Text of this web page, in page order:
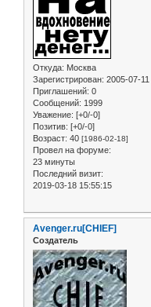
Откуда: Москва
Зарегистрирован: 2005-07-11
Приглашений: 0
Сообщений: 1999
Уважение: [+0/-0]
Позитив: [+0/-0]
Возраст: 40 [1986-02-18]
Провел на форуме:
23 минуты
Последний визит:
2019-03-18 15:55:15
Avenger.ru[CHIEF]
Создатель